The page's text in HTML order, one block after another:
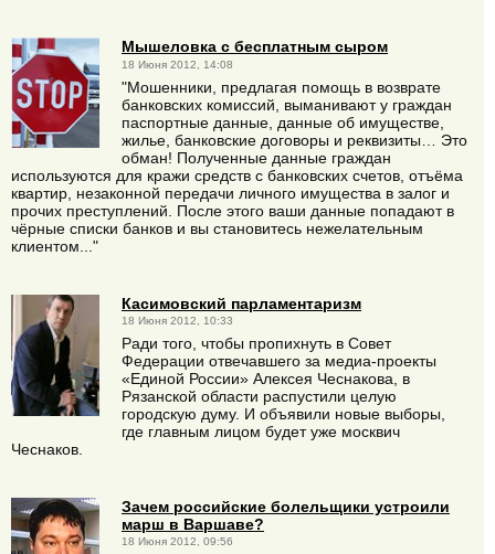
Мышеловка с бесплатным сыром
18 Июня 2012, 14:08
"Мошенники, предлагая помощь в возврате
банковских комиссий, выманивают у граждан
паспортные данные, данные об имуществе,
жилье, банковские договоры и реквизиты… Это
обман! Полученные данные граждан
используются для кражи средств с банковских счетов, отъёма
квартир, незаконной передачи личного имущества в залог и
прочих преступлений. После этого ваши данные попадают в
чёрные списки банков и вы становитесь нежелательным
клиентом..."
Касимовский парламентаризм
18 Июня 2012, 10:33
Ради того, чтобы пропихнуть в Совет
Федерации отвечавшего за медиа-проекты
«Единой России» Алексея Чеснакова, в
Рязанской области распустили целую
городскую думу. И объявили новые выборы,
где главным лицом будет уже москвич
Чеснаков.
Зачем российские болельщики устроили
марш в Варшаве?
18 Июня 2012, 09:56